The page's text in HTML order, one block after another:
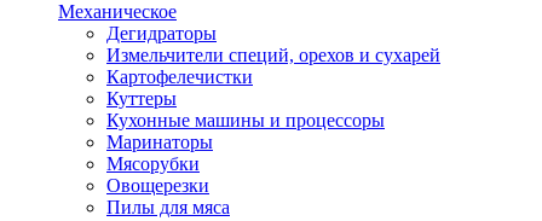
Механическое
Дегидраторы
Измельчители специй, орехов и сухарей
Картофелечистки
Куттеры
Кухонные машины и процессоры
Маринаторы
Мясорубки
Овощерезки
Пилы для мяса